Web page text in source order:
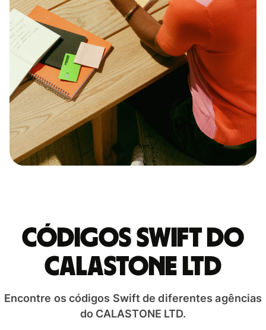
Códigos Swift do
CALASTONE LTD
Encontre os códigos Swift de diferentes agências
do CALASTONE LTD.